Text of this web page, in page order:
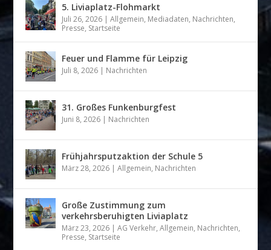
5. Liviaplatz-Flohmarkt
Juli 26, 2026 |Allgemein, Mediadaten, Nachrichten,
Presse, Startseite
Feuer und Flamme für Leipzig
Juli 8, 2026 | Nachrichten
31. Großes Funkenburgfest
Juni 8, 2026 | Nachrichten
Frühjahrsputzaktion der Schule 5
März 28, 2026 |Allgemein, Nachrichten
Große Zustimmung zum
verkehrsberuhigten Liviaplatz
März 23, 2026 |AG Verkehr,Allgemein, Nachrichten,
Presse, Startseite